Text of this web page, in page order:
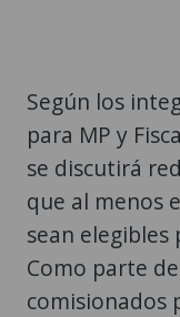
Según los
para MP y
se discutirá
que al menos
sean
Como parte
comisionados